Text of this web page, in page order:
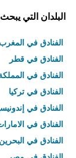
البلدان التي
الفنادق في المغرب
الفنادق في قطر
الفنادق في
الفنادق في تركيا
الفنادق في
الفنادق في
الفنادق في البحرين